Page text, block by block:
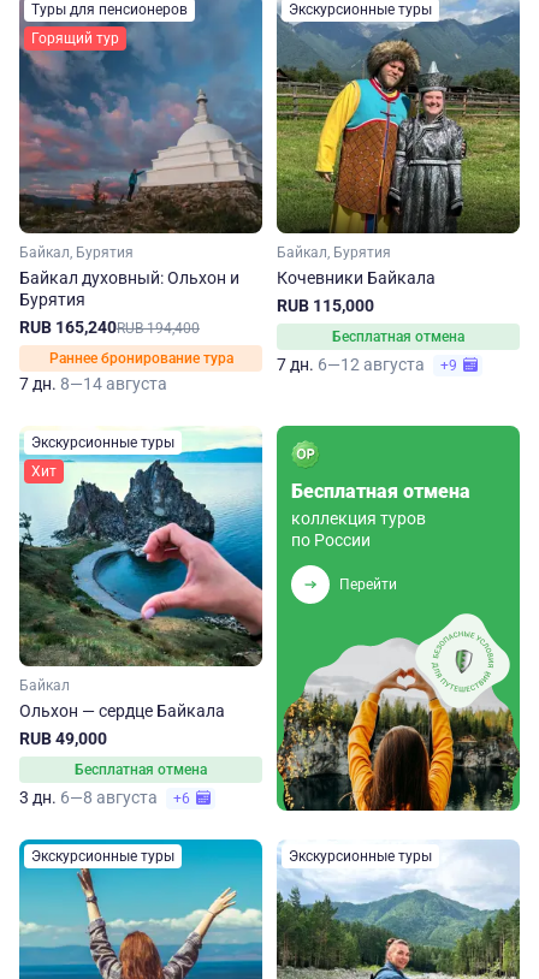
Туры для пенсионеров
Горящий тур
Байкал, Бурятия
Байкал духовный: Ольхон и
Бурятия
RUB 165,240RUB 194,400
Раннее бронирование тура
7 дн. 8—14 августа
Экскурсионные туры
Байкал, Бурятия
Кочевники Байкала
RUB 115,000
Бесплатная отмена
7 дн. 6—12 августа +9
Экскурсионные туры
Хит
Байкал
Ольхон — сердце Байкала
RUB 49,000
Бесплатная отмена
3 дн. 6—8 августа +6
Бесплатная отмена
коллекция туров
по России
Перейти
Экскурсионные туры Экскурсионные туры